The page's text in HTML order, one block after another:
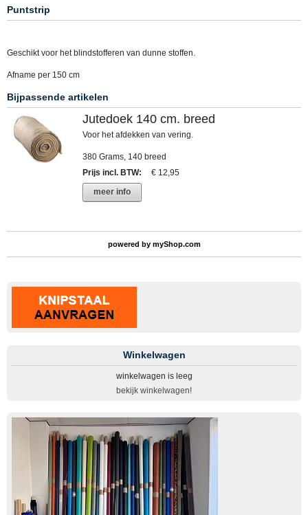
Puntstrip
Geschikt voor het blindstofferen van dunne stoffen.
Afname per 150 cm
Bijpassende artikelen
Jutedoek 140 cm. breed
Voor het afdekken van vering.
380 Grams, 140 breed
Prijs incl. BTW:
€ 12,95
meer info
powered by myShop.com
Winkelwagen
winkelwagen is leeg
bekijk winkelwagen!